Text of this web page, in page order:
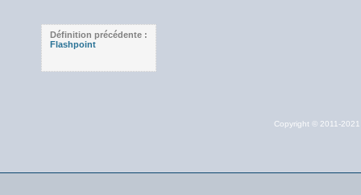
Définition précédente :
Flashpoint
Copyright © 2011-